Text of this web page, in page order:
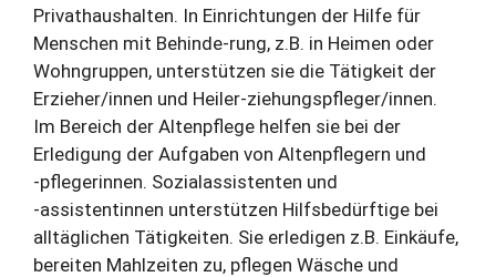
Privathaushalten. In Einrichtungen der Hilfe für
Menschen mit Behinde-rung, z.B. in Heimen oder
Wohngruppen, unterstützen sie die Tätigkeit der
Erzieher/innen und Heiler-ziehungspfleger/innen.
Im Bereich der Altenpflege helfen sie bei der
Erledigung der Aufgaben von Altenpflegern und
‑pflegerinnen. Sozialassistenten und
‑assistentinnen unterstützen Hilfsbedürftige bei
alltäglichen Tätigkeiten. Sie erledigen z.B. Einkäufe,
bereiten Mahlzeiten zu, pflegen Wäsche und